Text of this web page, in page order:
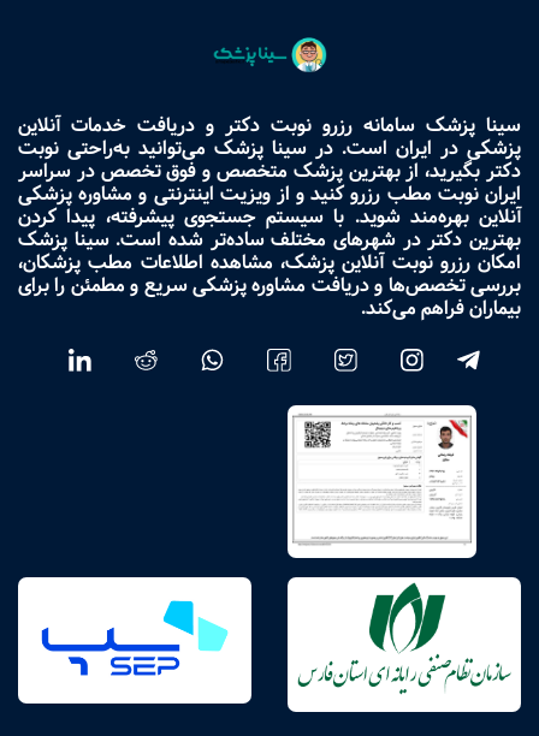
سینا پزشک سامانه رزرو نوبت دکتر و دریافت خدمات آنلاین
پزشکی در ایران است. در سینا پزشک می‌توانید به‌راحتی نوبت
دکتر بگیرید، از بهترین پزشک متخصص و فوق تخصص در سراسر
ایران نوبت مطب رزرو کنید و از ویزیت اینترنتی و مشاوره پزشکی
آنلاین بهره‌مند شوید. با سیستم جستجوی پیشرفته، پیدا کردن
بهترین دکتر در شهرهای مختلف ساده‌تر شده است. سینا پزشک
امکان رزرو نوبت آنلاین پزشک، مشاهده اطلاعات مطب پزشکان،
بررسی تخصص‌ها و دریافت مشاوره پزشکی سریع و مطمئن را برای
بیماران فراهم می‌کند.